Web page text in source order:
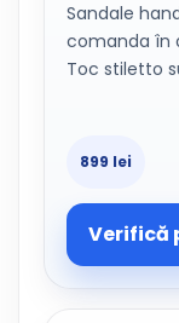
Sandale
comanda în
Toc stiletto
899 lei
Verifică